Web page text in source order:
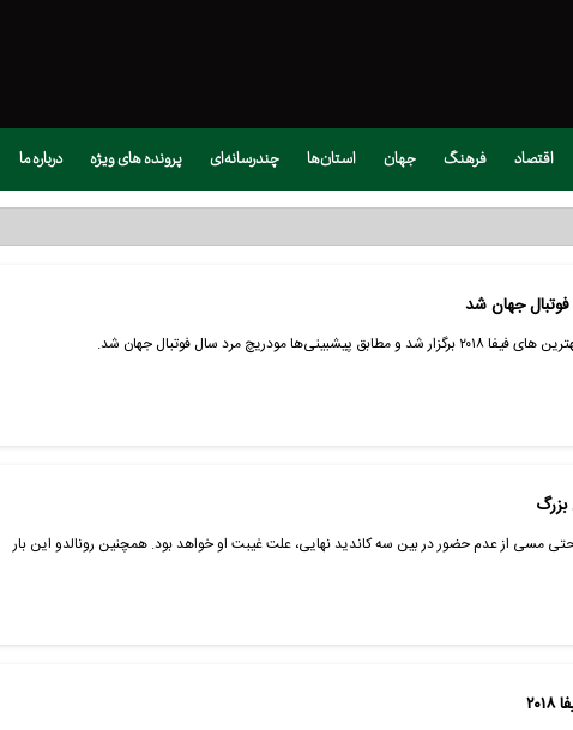
اقتصاد فرهنگ جهان استان‌ها چندرسانه‌ای پرونده های ویژه درباره ما
جهان شد
مودریچ مرد سال فوتبال جهان شد.
بزرگ
مسی از عدم حضور در بین سه کاندید نهایی، علت غیبت او خواهد بود. همچنین رونالدو این بار